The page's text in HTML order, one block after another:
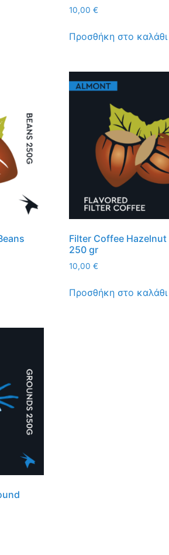
10,00€
Προσθήκη στο καλάθι
Filter Coffee Hazelnut
250 gr
10,00€
Προσθήκη στο καλάθι